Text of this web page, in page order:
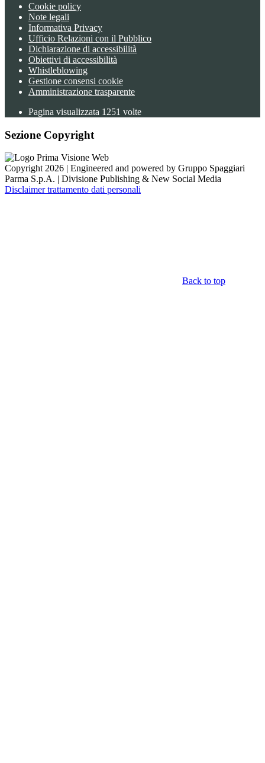
Cookie policy
Note legali
Informativa Privacy
Ufficio Relazioni con il Pubblico
Dichiarazione di accessibilità
Obiettivi di accessibilità
Whistleblowing
Gestione consensi cookie
Amministrazione trasparente
Pagina visualizzata 1251 volte
Sezione Copyright
Copyright 2026 | Engineered and powered by Gruppo Spaggiari
Parma S.p.A. | Divisione Publishing & New Social Media
Disclaimer trattamento dati personali
Back to top